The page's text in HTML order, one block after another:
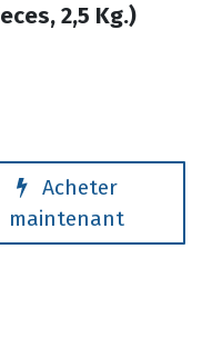
2,5 Kg.)
Acheter
maintenant